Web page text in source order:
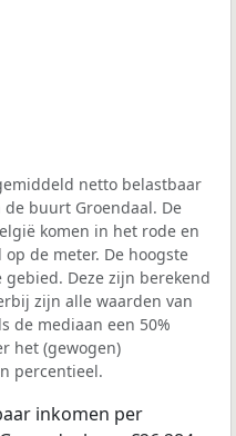
netto belastbaar
buurt Groendaal. De
komen in het rode en
de meter. De hoogste
Deze zijn berekend
zijn alle waarden van
de mediaan een 50%
het (gewogen)
percentieel.
inkomen per